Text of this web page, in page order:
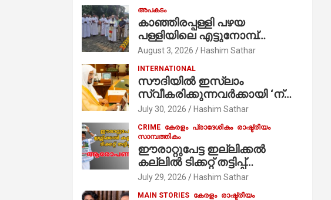
അപകടം
കാഞ്ഞിരപ്പള്ളി പഴയ
പള്ളിയിലെ എട്ടുനോമ്പ്
ആചരണത്തിന്റെ ഭാഗമായുള്ള
ആർച്ച് പ്രീസ്റ്റ് വെരി. റവ.ഫാ.
കുര്യൻ താമരശ്ശേരി
നിർവഹിക്കുന്നു.
August 3, 2026 Hashim Sathar
INTERNATIONAL
സൗദിയില്‍ ഇസ്‌ലാം
സ്വീകരിക്കുന്നവര്‍ക്കായി ‘ന്യൂ
മുസ്ലിം’ ഡിജിറ്റല്‍ കാര്‍ഡ്
സേവനം ആരംഭിച്ചു
July 30, 2026 Hashim Sathar
CRIME കേരളം പ്രാദേശികം രാഷ്ട്രീയം
സാമ്പത്തികം
ഈരാറ്റുപേട്ട ഇല്ലിക്കൽ
കല്ലിൽ ടിക്കറ്റ് തട്ടിപ്പ്
ആരോപണം;
July 29, 2026 Hashim Sathar
MAIN STORIES കേരളം രാഷ്ട്രീയം